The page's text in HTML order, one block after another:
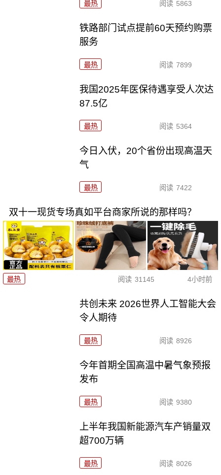
最热 阅读 5863
铁路部门试点提前60天预约购票
服务
最热 阅读 7899
我国2025年医保待遇享受人次达
87.5亿
最热 阅读 5364
今日入伏，20个省份出现高温天
气
最热 阅读 7422
双十一现货专场真如平台商家所说的那样吗？
最热 阅读 31145 4小时前
共创未来 2026世界人工智能大会
令人期待
最热 阅读 8926
今年首期全国高温中暑气象预报
发布
最热 阅读 9380
上半年我国新能源汽车产销量双
超700万辆
最热 阅读 8026